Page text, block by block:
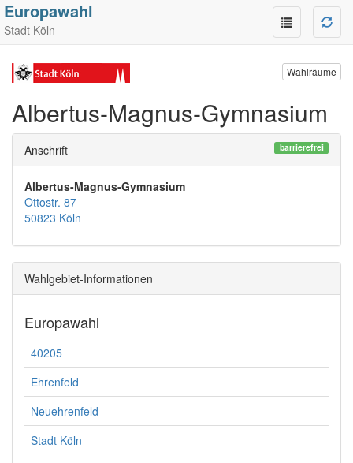
Europawahl
Stadt Köln
Wahlräume
Albertus-Magnus-Gymnasium
Anschrift barrierefrei
Albertus-Magnus-Gymnasium
Ottostr. 87
50823 Köln
Wahlgebiet-Informationen
Europawahl
40205
Ehrenfeld
Neuehrenfeld
Stadt Köln